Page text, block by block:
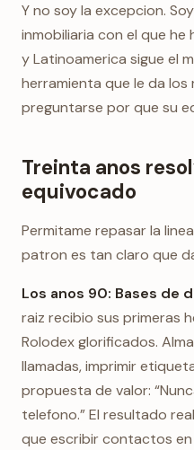
Y no soy la excepcion.
inmobiliaria con el que he
y Latinoamerica sigue el
herramienta que le da
preguntarse por que su
Treinta anos
equivocado
Permitame repasar la
patron es tan claro que
Los anos 90: Bases de
raiz recibio sus primeras
Rolodex glorificados.
llamadas, imprimir
propuesta de valor:
telefono.” El resultado
que escribir contactos